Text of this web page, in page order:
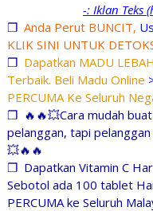
-: Iklan Teks
❐ Anda Perut BUNCIT,
KLIK SINI UNTUK
❐ Dapatkan MADU
Terbaik. Beli Madu Online
PERCUMA Ke Seluruh
❐ 🔥🔥💥Cara mudah
pelanggan, tapi
💥🔥🔥
❐ Dapatkan Vitamin C
Sebotol ada 100 tablet
PERCUMA ke Seluruh